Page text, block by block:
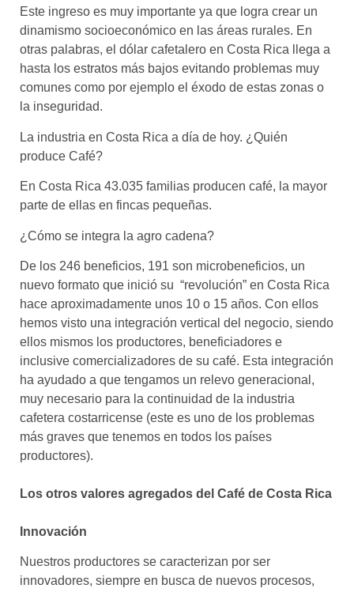
Este ingreso es muy importante ya que logra crear un
dinamismo socioeconómico en las áreas rurales. En
otras palabras, el dólar cafetalero en Costa Rica llega a
hasta los estratos más bajos evitando problemas muy
comunes como por ejemplo el éxodo de estas zonas o
la inseguridad.
La industria en Costa Rica a día de hoy. ¿Quién
produce Café?
En Costa Rica 43.035 familias producen café, la mayor
parte de ellas en fincas pequeñas.
¿Cómo se integra la agro cadena?
De los 246 beneficios, 191 son microbeneficios, un
nuevo formato que inició su “revolución” en Costa Rica
hace aproximadamente unos 10 o 15 años. Con ellos
hemos visto una integración vertical del negocio, siendo
ellos mismos los productores, beneficiadores e
inclusive comercializadores de su café. Esta integración
ha ayudado a que tengamos un relevo generacional,
muy necesario para la continuidad de la industria
cafetera costarricense (este es uno de los problemas
más graves que tenemos en todos los países
productores).
Los otros valores agregados del Café de Costa Rica
Innovación
Nuestros productores se caracterizan por ser
innovadores, siempre en busca de nuevos procesos,